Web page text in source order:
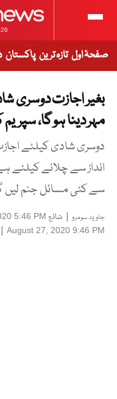
صفحۂ اول تازہ ترین پاکستان
بغیر اجازت دوسری
مہر دینا ہو گا،
دوسری شادی کیلئے
انداز سے چلانے کیلئے
سے کئی مسائل جنم لیں
جاوید سومرو| شائع 5:46 PM
August 27, 2020 9:46 PM
|